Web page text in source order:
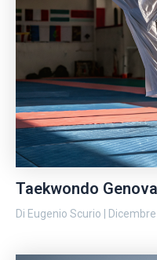
Taekwondo
Di Eugenio Scurio